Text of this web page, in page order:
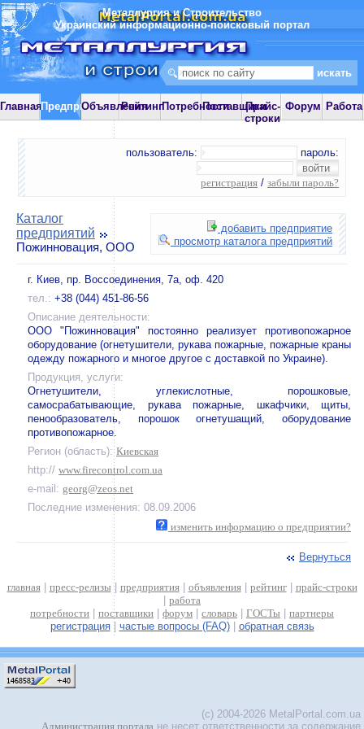
Металлургия и Строительство
Украинский информационно-поисковый портал
ГлавнаяПредприятияОбъявления
РейтингПотребностиПоставщики
Прайс-
строки
Форум Работа
пользователь: пароль:
регистрация / забыли пароль?
добавить предприятие
просмотр каталога предприятий
Каталог
предприятий
Пожинновация, ООО
г. Киев, пр. Воссоединения, 7а, оф. 420
тел.: +38 (044) 451-86-56
Описание деятельности:
ООО "Пожинновация" постоянно реализует противопожарное
оборудование (огнетушители, рукава пожарные, пожарные краны
одежду пожарного и многое другое с доставкой по Украине).
Продукция, услуги:
Огнетушители, углекислотные, порошковые,
самосрабатывающие, рукава пожарные, шкафчики, щиты,
пенообразователь, порошок огнетушащий, оборудование
противопожарное.
Регион (область): Киевская
http:// www.firecontrol.com.ua
e-mail: georg@zeos.net
Последние изменения: 08.09.2006
изменить информацию о предприятии?
Вернуться
главная| пресс-релизы | предприятия| объявления| рейтинг| прайс-строки
работа
потребности
поставщики форум словарь ГОСТы
партнеры
регистрация| частые вопросы (FAQ)| обратная связь
(c) 2004-2026 MetalPortal.com.ua
Администрация портала не несет ответственности за содержание